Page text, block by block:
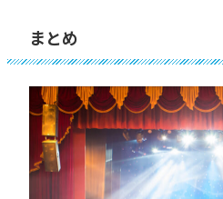
まとめ